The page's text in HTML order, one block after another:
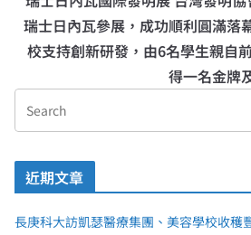
瑞士日內瓦參展，成功順利圓滿落
校支持創新研發，由6名學生親自
得一名金牌
近期文章
長庚科大訪凱瑟醫療集團、美容學校收穫